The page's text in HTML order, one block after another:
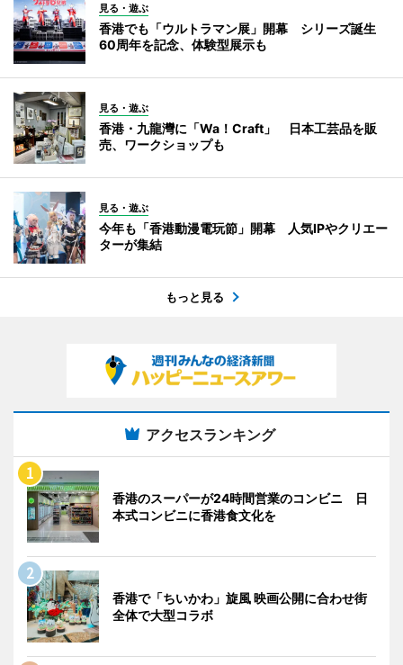
見る・遊ぶ
香港でも「ウルトラマン展」開幕 シリーズ誕生
60周年を記念、体験型展示も
見る・遊ぶ
香港・九龍灣に「Wa！Craft」 日本工芸品を販
売、ワークショップも
見る・遊ぶ
今年も「香港動漫電玩節」開幕 人気IPやクリエー
ターが集結
もっと見る
アクセスランキング
香港のスーパーが24時間営業のコンビニ 日
本式コンビニに香港食文化を
香港で「ちいかわ」旋風 映画公開に合わせ街
全体で大型コラボ